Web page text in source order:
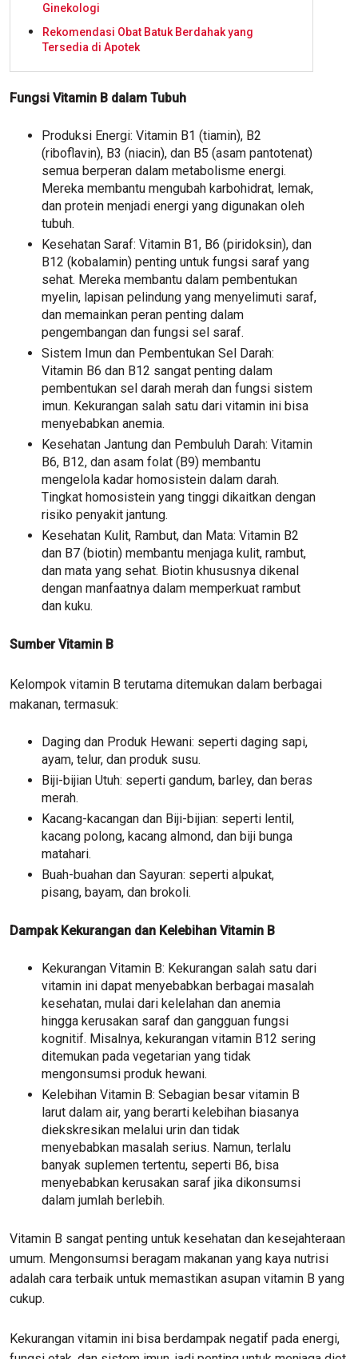
Ginekologi
Rekomendasi Obat Batuk Berdahak yang
Tersedia di Apotek
Fungsi Vitamin B dalam Tubuh
Produksi Energi: Vitamin B1 (tiamin), B2
(riboflavin), B3 (niacin), dan B5 (asam pantotenat)
semua berperan dalam metabolisme energi.
Mereka membantu mengubah karbohidrat, lemak,
dan protein menjadi energi yang digunakan oleh
tubuh.
Kesehatan Saraf: Vitamin B1, B6 (piridoksin), dan
B12 (kobalamin) penting untuk fungsi saraf yang
sehat. Mereka membantu dalam pembentukan
myelin, lapisan pelindung yang menyelimuti saraf,
dan memainkan peran penting dalam
pengembangan dan fungsi sel saraf.
Sistem Imun dan Pembentukan Sel Darah:
Vitamin B6 dan B12 sangat penting dalam
pembentukan sel darah merah dan fungsi sistem
imun. Kekurangan salah satu dari vitamin ini bisa
menyebabkan anemia.
Kesehatan Jantung dan Pembuluh Darah: Vitamin
B6, B12, dan asam folat (B9) membantu
mengelola kadar homosistein dalam darah.
Tingkat homosistein yang tinggi dikaitkan dengan
risiko penyakit jantung.
Kesehatan Kulit, Rambut, dan Mata: Vitamin B2
dan B7 (biotin) membantu menjaga kulit, rambut,
dan mata yang sehat. Biotin khususnya dikenal
dengan manfaatnya dalam memperkuat rambut
dan kuku.
Sumber Vitamin B
Kelompok vitamin B terutama ditemukan dalam berbagai
makanan, termasuk:
Daging dan Produk Hewani: seperti daging sapi,
ayam, telur, dan produk susu.
Biji-bijian Utuh: seperti gandum, barley, dan beras
merah.
Kacang-kacangan dan Biji-bijian: seperti lentil,
kacang polong, kacang almond, dan biji bunga
matahari.
Buah-buahan dan Sayuran: seperti alpukat,
pisang, bayam, dan brokoli.
Dampak Kekurangan dan Kelebihan Vitamin B
Kekurangan Vitamin B: Kekurangan salah satu dari
vitamin ini dapat menyebabkan berbagai masalah
kesehatan, mulai dari kelelahan dan anemia
hingga kerusakan saraf dan gangguan fungsi
kognitif. Misalnya, kekurangan vitamin B12 sering
ditemukan pada vegetarian yang tidak
mengonsumsi produk hewani.
Kelebihan Vitamin B: Sebagian besar vitamin B
larut dalam air, yang berarti kelebihan biasanya
diekskresikan melalui urin dan tidak
menyebabkan masalah serius. Namun, terlalu
banyak suplemen tertentu, seperti B6, bisa
menyebabkan kerusakan saraf jika dikonsumsi
dalam jumlah berlebih.
Vitamin B sangat penting untuk kesehatan dan kesejahteraan
umum. Mengonsumsi beragam makanan yang kaya nutrisi
adalah cara terbaik untuk memastikan asupan vitamin B yang
cukup.
Kekurangan vitamin ini bisa berdampak negatif pada energi,